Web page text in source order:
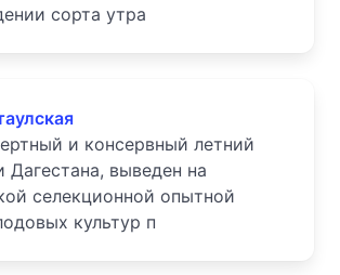
сорта утра
и консервный летний
Дагестана, выведен на
селекционной опытной
культур п